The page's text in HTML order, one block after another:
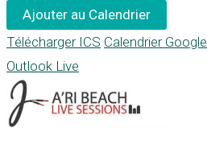
Ajouter au Calendrier
Télécharger ICS Calendrier Google
Outlook Live